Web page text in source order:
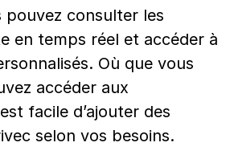
pouvez consulter les
en temps réel et accéder à
Où que vous
accéder aux
facile d’ajouter des
selon vos besoins.